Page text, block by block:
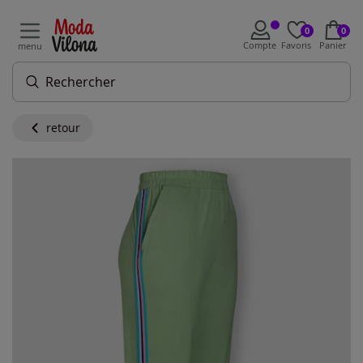
menu Compte
0
Favoris
0
Panier
retour